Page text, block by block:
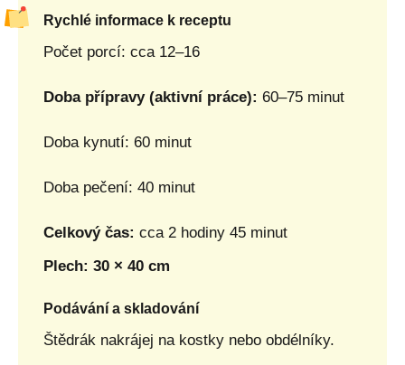
Rychlé informace k receptu
Počet porcí: cca 12–16
Doba přípravy (aktivní práce): 60–75 minut
Doba kynutí: 60 minut
Doba pečení: 40 minut
Celkový čas: cca 2 hodiny 45 minut
Plech: 30 × 40 cm
Podávání a skladování
Štědrák nakrájej na kostky nebo obdélníky.